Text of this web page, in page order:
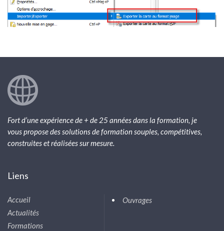
Fort d’une expérience de + de 25 années dans la formation, je
vous propose des solutions de formation souples, compétitives,
construites et réalisées sur mesure.
Liens
Accueil
Actualités
Formations
Ouvrages